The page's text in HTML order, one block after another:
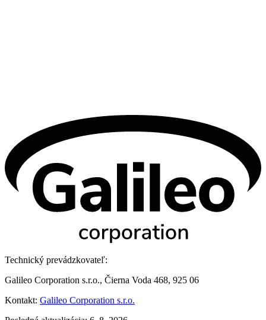
Technický prevádzkovateľ:
Galileo Corporation s.r.o., Čierna Voda 468, 925 06
Kontakt: Galileo Corporation s.r.o.